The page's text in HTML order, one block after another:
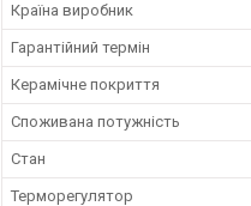
Країна виробник
Гарантійний термін
Керамічне покриття
Споживана потужність
Стан
Терморегулятор